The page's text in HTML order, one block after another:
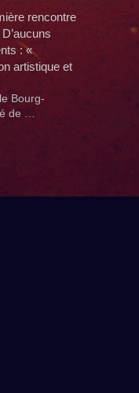
rencontre
: «
artistique et
Bourg-
de …